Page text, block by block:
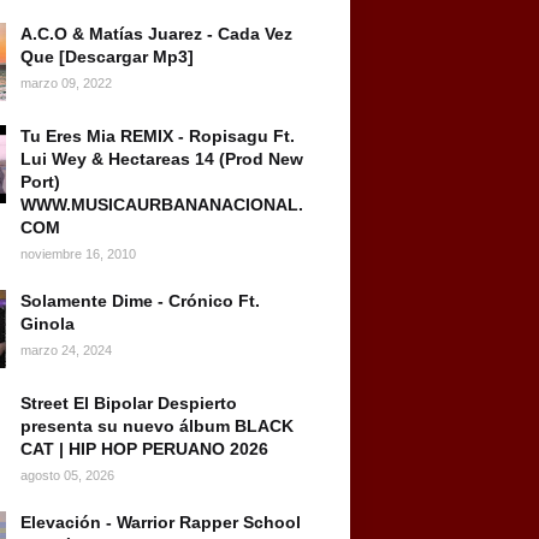
A.C.O & Matías Juarez - Cada Vez
Que [Descargar Mp3]
marzo 09, 2022
Tu Eres Mia REMIX - Ropisagu Ft.
Lui Wey & Hectareas 14 (Prod New
Port)
WWW.MUSICAURBANANACIONAL.
COM
noviembre 16, 2010
Solamente Dime - Crónico Ft.
Ginola
marzo 24, 2024
Street El Bipolar Despierto
presenta su nuevo álbum BLACK
CAT | HIP HOP PERUANO 2026
agosto 05, 2026
Elevación - Warrior Rapper School